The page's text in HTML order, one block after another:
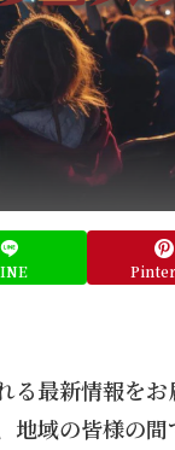
る最新情報を
地域の皆様の